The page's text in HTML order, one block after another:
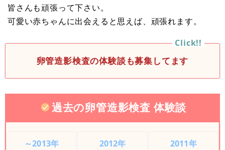
皆さんも頑張って下さい。
可愛い赤ちゃんに出会えると思えば、頑張れます。
卵管造影検査の体験談も募集してます
過去の卵管造影検査 体験談
～2013年 2012年 2011年